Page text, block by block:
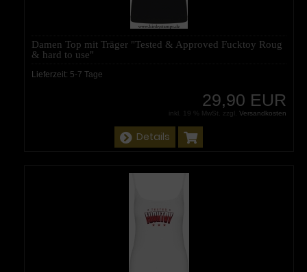
Damen Top mit Träger "Tested & Approved Fucktoy Roug
& hard to use"
Lieferzeit: 5-7 Tage
29,90 EUR
inkl. 19 % MwSt. zzgl. Versandkosten
Details